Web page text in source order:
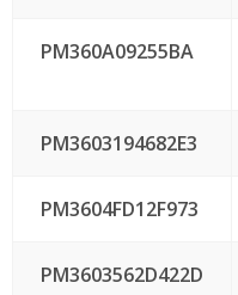
PM360A09255BA
PM3603194682E3
PM3604FD12F973
PM3603562D422D